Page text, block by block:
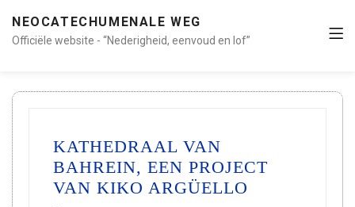
NEOCATECHUMENALE WEG
Officiële website - “Nederigheid, eenvoud en lof”
KATHEDRAAL VAN
BAHREIN, EEN PROJECT
VAN KIKO ARGÜELLO